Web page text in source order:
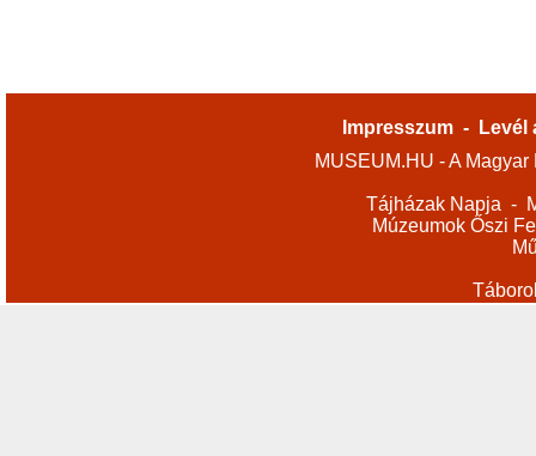
Impresszum -
Levél
MUSEUM.HU - A
Tájházak Napja -
Múzeumok Őszi